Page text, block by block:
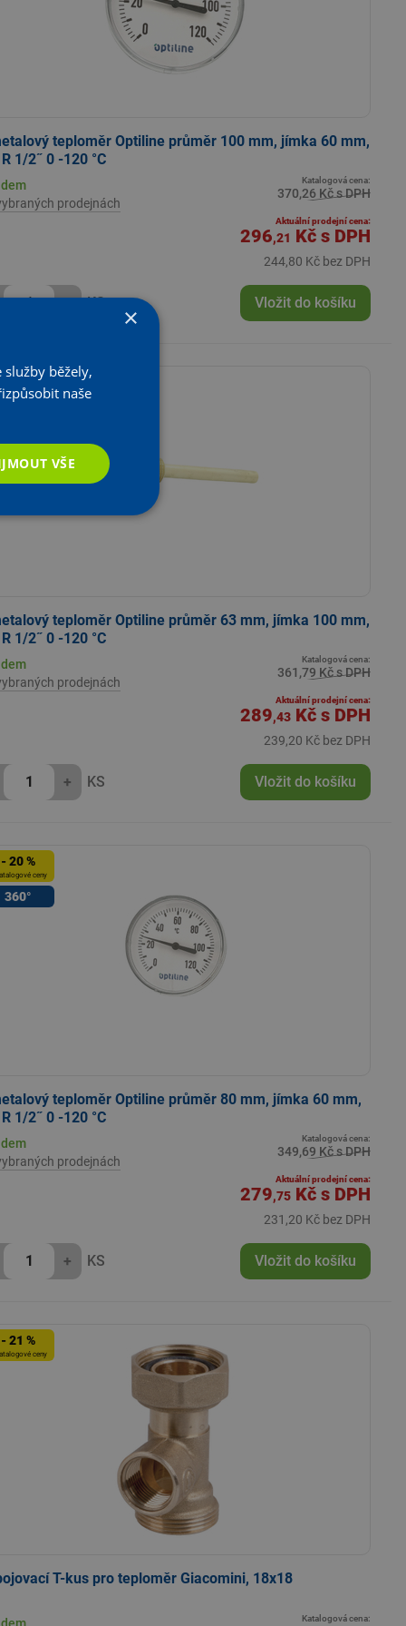
teploměr Optiline průměr 100 mm, jímka 60 mm,
1/2˝ 0 -120 °C
prodejnách
Katalogová cena:
370,26 Kč s DPH
Aktuální prodejní cena:
296,21 Kč s DPH
244,80 Kč bez DPH
+ KS Vložit do košíku
ceny
teploměr Optiline průměr 63 mm, jímka 100 mm,
1/2˝ 0 -120 °C
prodejnách
Katalogová cena:
361,79 Kč s DPH
Aktuální prodejní cena:
289,43 Kč s DPH
239,20 Kč bez DPH
+ KS Vložit do košíku
- 20 %
ceny
360°
teploměr Optiline průměr 80 mm, jímka 60 mm,
1/2˝ 0 -120 °C
prodejnách
Katalogová cena:
349,69 Kč s DPH
Aktuální prodejní cena:
279,75 Kč s DPH
231,20 Kč bez DPH
+ KS Vložit do košíku
- 21 %
ceny
T-kus pro teploměr Giacomini, 18x18
Katalogová cena:
×
běžely,
naše
VŠE